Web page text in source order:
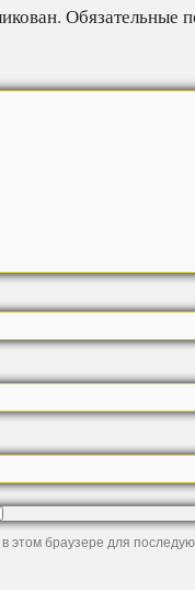
Обязательные
этом браузере для